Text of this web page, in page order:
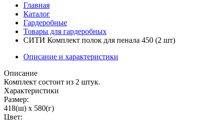
Главная
Каталог
Гардеробные
Товары для гардеробных
СИТИ Комплект полок для пенала 450 (2 шт)
Описание и характеристики
Описание
Комплект состоит из 2 штук.
Характеристики
Размер:
418(ш) x 580(г)
Цвет: